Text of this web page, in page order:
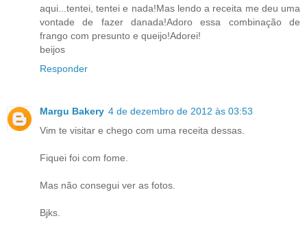
aqui...tentei, tentei e nada!Mas lendo a receita me deu uma
vontade de fazer danada!Adoro essa combinação de
frango com presunto e queijo!Adorei!
beijos
Responder
Margu Bakery 4 de dezembro de 2012 às 03:53
Vim te visitar e chego com uma receita dessas.
Fiquei foi com fome.
Mas não consegui ver as fotos.
Bjks.